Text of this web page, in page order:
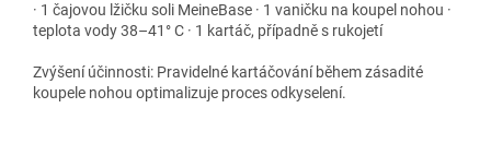
· 1 čajovou lžičku soli MeineBase · 1 vaničku na koupel nohou ·
teplota vody 38–41° C · 1 kartáč, případně s rukojetí
Zvýšení účinnosti: Pravidelné kartáčování během zásadité
koupele nohou optimalizuje proces odkyselení.